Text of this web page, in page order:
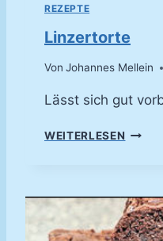
REZEPTE
Linzertorte
Von Johannes Mellein
Lässt sich gut
WEITERLESEN L
E
R
T